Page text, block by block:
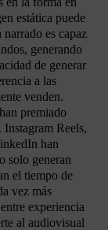
estática puede
es capaz
generando
de generar
a las
venden.
premiado
Reels,
han
solo generan
el tiempo de
vez más
experiencia
al audiovisual